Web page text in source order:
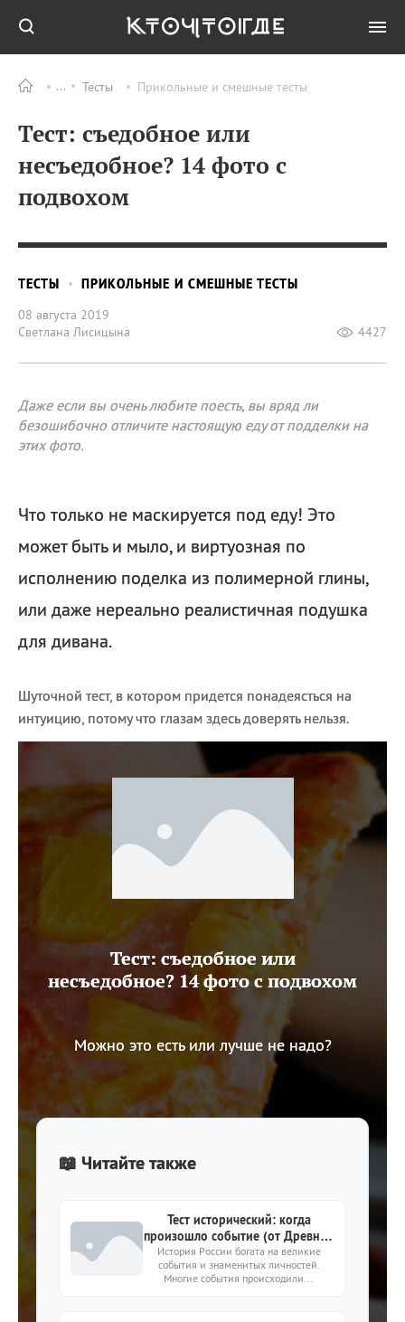
Тесты Прикольные и смешные тесты
Тест: съедобное или
несъедобное? 14 фото с
подвохом
ТЕСТЫ
ПРИКОЛЬНЫЕ И СМЕШНЫЕ ТЕСТЫ
08 августа 2019
Светлана Лисицына
4427
Даже если вы очень любите поесть, вы вряд ли
безошибочно отличите настоящую еду от подделки на
этих фото.
Что только не маскируется под еду! Это
может быть и мыло, и виртуозная по
исполнению поделка из полимерной глины,
или даже нереально реалистичная подушка
для дивана.
Шуточной тест, в котором придется понадеясться на
интуицию, потому что глазам здесь доверять нельзя.
Тест: съедобное или
несъедобное? 14 фото с подвохом
Можно это есть или лучше не надо?
📖 Читайте также
Тест исторический: когда
произошло событие (от Древней
Руси до РФ)?
История России богата на великие
события и знаменитых личностей.
Многие события происходили...